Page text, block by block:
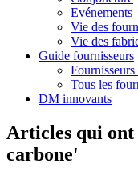
Evénements
Vie des
Vie des
Guide fournisseurs
Fournisseurs
Tous les
DM innovants
Articles qui
carbone'